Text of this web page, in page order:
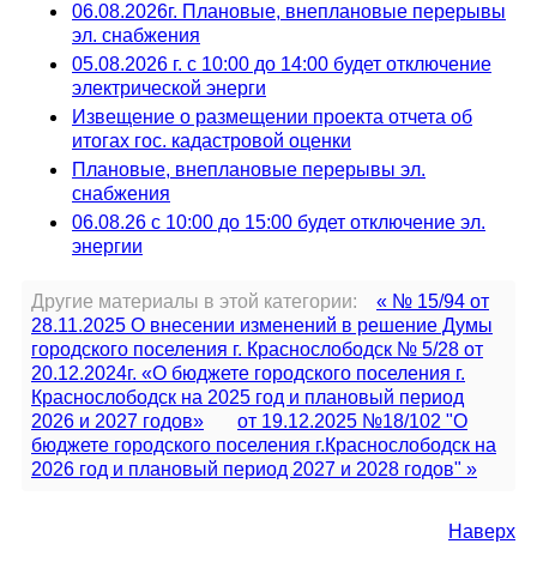
06.08.2026г. Плановые, внеплановые перерывы
эл. снабжения
05.08.2026 г. с 10:00 до 14:00 будет отключение
электрической энерги
Извещение о размещении проекта отчета об
итогах гос. кадастровой оценки
Плановые, внеплановые перерывы эл.
снабжения
06.08.26 с 10:00 до 15:00 будет отключение эл.
энергии
Другие материалы в этой категории:
« № 15/94 от
28.11.2025 О внесении изменений в решение Думы
городского поселения г. Краснослободск № 5/28 от
20.12.2024г. «О бюджете городского поселения г.
Краснослободск на 2025 год и плановый период
2026 и 2027 годов»
от 19.12.2025 №18/102 "О
бюджете городского поселения г.Краснослободск на
2026 год и плановый период 2027 и 2028 годов" »
Наверх